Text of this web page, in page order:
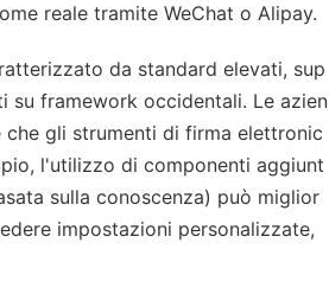
reale tramite WeChat o Alipay.
da standard elevati, sup
su framework occidentali. Le azien
gli strumenti di firma elettronic
l'utilizzo di componenti aggiunt
sulla conoscenza) può miglior
impostazioni personalizzate,